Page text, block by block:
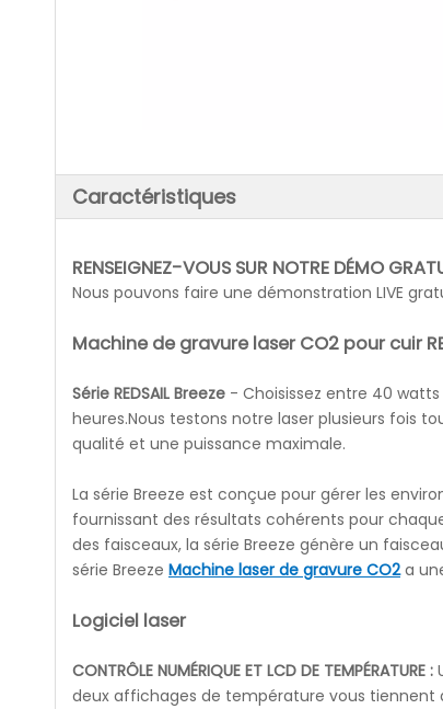
Caractéristiques
RENSEIGNEZ-VOUS SUR NOTRE DÉMO
Nous pouvons faire une démonstration LIVE
Machine de gravure laser CO2 pour cuir
Série REDSAIL Breeze - Choisissez entre 40
heures.Nous testons notre laser plusieurs fois
qualité et une puissance maximale.
La série Breeze est conçue pour gérer les
fournissant des résultats cohérents pour
des faisceaux, la série Breeze génère un
série Breeze Machine laser de gravure CO2a
Logiciel laser
CONTRÔLE NUMÉRIQUE ET LCD DE TEMPÉRATURE :
deux affichages de température vous